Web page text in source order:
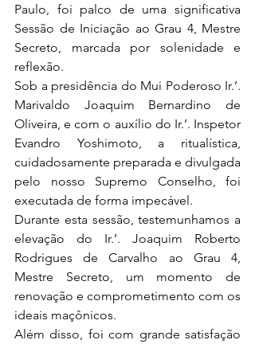
Paulo, foi palco de uma significativa
Sessão de Iniciação ao Grau 4, Mestre
Secreto, marcada por solenidade e
reflexão.
Sob a presidência do Mui Poderoso Ir.’.
Marivaldo Joaquim Bernardino de
Oliveira, e com o auxílio do Ir.’. Inspetor
Evandro Yoshimoto, a ritualística,
cuidadosamente preparada e divulgada
pelo nosso Supremo Conselho, foi
executada de forma impecável.
Durante esta sessão, testemunhamos a
elevação do Ir.’. Joaquim Roberto
Rodrigues de Carvalho ao Grau 4,
Mestre Secreto, um momento de
renovação e comprometimento com os
ideais maçônicos.
Além disso, foi com grande satisfação